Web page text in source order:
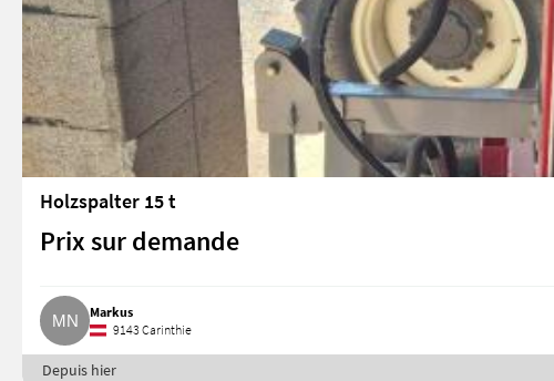
Holzspalter 15 t
Prix sur demande
Markus
9143 Carinthie
Depuis hier